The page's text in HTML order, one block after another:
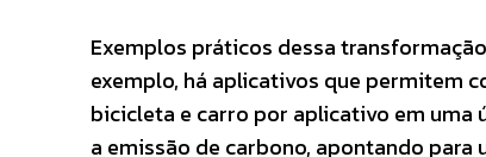
Exemplos práticos dessa
exemplo, há aplicativos que permitem
bicicleta e carro por aplicativo em uma
a emissão de carbono, apontando